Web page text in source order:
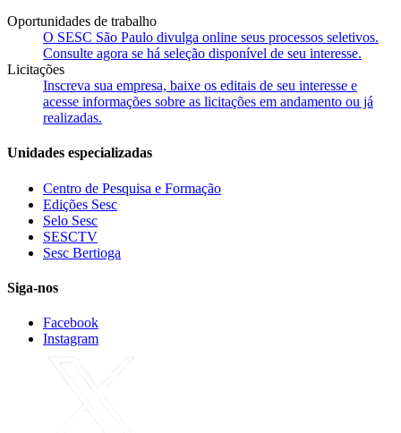
Oportunidades de trabalho
O SESC São Paulo divulga online seus processos seletivos.
Consulte agora se há seleção disponível de seu interesse.
Licitações
Inscreva sua empresa, baixe os editais de seu interesse e
acesse informações sobre as licitações em andamento ou já
realizadas.
Unidades especializadas
Centro de Pesquisa e Formação
Edições Sesc
Selo Sesc
SESCTV
Sesc Bertioga
Siga-nos
Facebook
Instagram